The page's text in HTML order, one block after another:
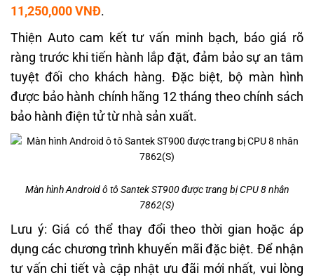
11,250,000 VNĐ.
Thiện Auto cam kết tư vấn minh bạch, báo giá rõ
ràng trước khi tiến hành lắp đặt, đảm bảo sự an tâm
tuyệt đối cho khách hàng. Đặc biệt, bộ màn hình
được bảo hành chính hãng 12 tháng theo chính sách
bảo hành điện tử từ nhà sản xuất.
Màn hình Android ô tô Santek ST900 được trang bị CPU 8 nhân
7862(S)
Lưu ý: Giá có thể thay đổi theo thời gian hoặc áp
dụng các chương trình khuyến mãi đặc biệt. Để nhận
tư vấn chi tiết và cập nhật ưu đãi mới nhất, vui lòng